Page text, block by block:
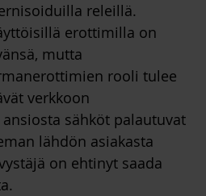
releillä.
erottimilla on
mutta
rooli tulee
verkkoon
sähköt palautuvat
lähdön asiakasta
on ehtinyt saada